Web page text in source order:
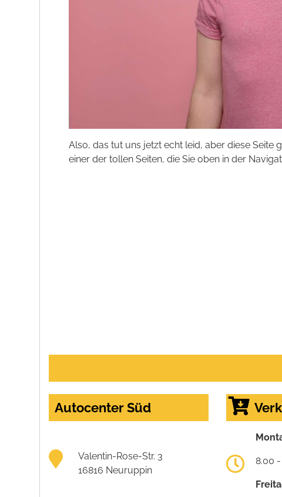
Also, das tut uns jetzt echt leid, aber diese Seite
einer der tollen Seiten, die Sie oben in der
Autocenter Süd
Valentin-Rose-Str. 3
16816 Neuruppin
8.00